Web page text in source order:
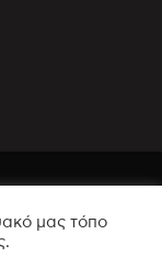
μας τόπο